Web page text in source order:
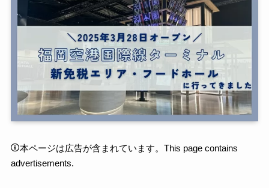
本ページは広告が含まれています。This page contains
advertisements.